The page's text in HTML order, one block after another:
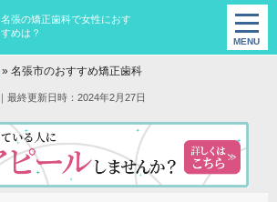
名張の矯正歯科で女性におす
すめは？
» 名張市のおすすめ矯正歯科
｜最終更新日時：2024年2月27日